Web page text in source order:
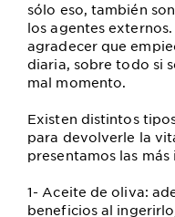
sólo eso, también
los agentes
agradecer que
diaria, sobre todo si
mal momento.
Existen distintos
para devolverle la
presentamos las más
1- Aceite de oliva:
beneficios al